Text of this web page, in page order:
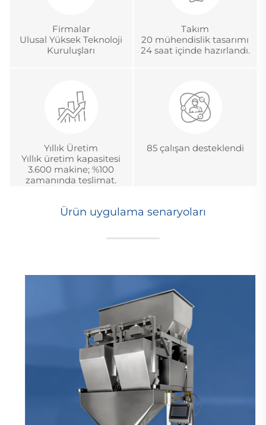
Firmalar
Ulusal Yüksek Teknoloji
Kuruluşları
Takım
20 mühendislik tasarımı
24 saat içinde hazırlandı.
Yıllık Üretim
Yıllık üretim kapasitesi
3.600 makine; %100
zamanında teslimat.
85 çalışan desteklendi
Ürün uygulama senaryoları